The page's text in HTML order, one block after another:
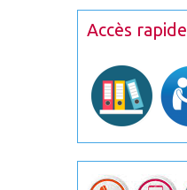
Accès rapide